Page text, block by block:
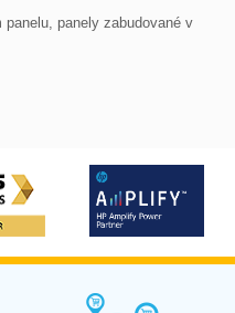
panely zabudované v